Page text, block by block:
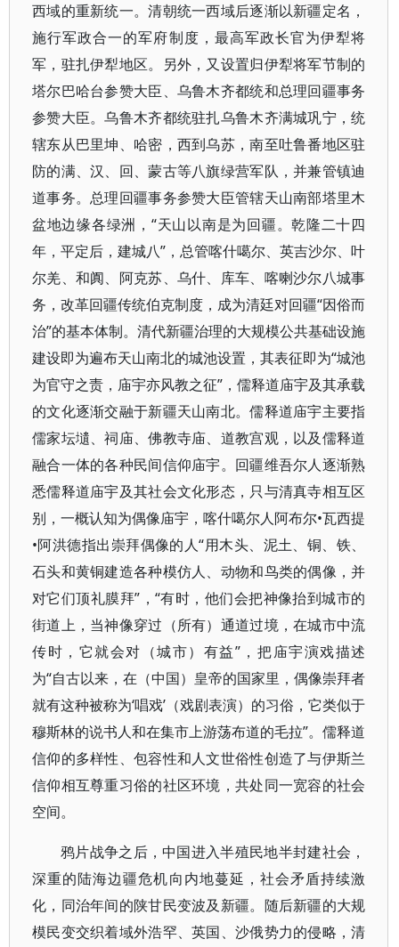
西域的重新统一。清朝统一西域后逐渐以新疆定名，
施行军政合一的军府制度，最高军政长官为伊犁将
军，驻扎伊犁地区。另外，又设置归伊犁将军节制的
塔尔巴哈台参赞大臣、乌鲁木齐都统和总理回疆事务
参赞大臣。乌鲁木齐都统驻扎乌鲁木齐满城巩宁，统
辖东从巴里坤、哈密，西到乌苏，南至吐鲁番地区驻
防的满、汉、回、蒙古等八旗绿营军队，并兼管镇迪
道事务。总理回疆事务参赞大臣管辖天山南部塔里木
盆地边缘各绿洲，“天山以南是为回疆。乾隆二十四
年，平定后，建城八”，总管喀什噶尔、英吉沙尔、叶
尔羌、和阗、阿克苏、乌什、库车、喀喇沙尔八城事
务，改革回疆传统伯克制度，成为清廷对回疆“因俗而
治”的基本体制。清代新疆治理的大规模公共基础设施
建设即为遍布天山南北的城池设置，其表征即为“城池
为官守之责，庙宇亦风教之征”，儒释道庙宇及其承载
的文化逐渐交融于新疆天山南北。儒释道庙宇主要指
儒家坛壝、祠庙、佛教寺庙、道教宫观，以及儒释道
融合一体的各种民间信仰庙宇。回疆维吾尔人逐渐熟
悉儒释道庙宇及其社会文化形态，只与清真寺相互区
别，一概认知为偶像庙宇，喀什噶尔人阿布尔•瓦西提
•阿洪德指出崇拜偶像的人“用木头、泥土、铜、铁、
石头和黄铜建造各种模仿人、动物和鸟类的偶像，并
对它们顶礼膜拜”，“有时，他们会把神像抬到城市的
街道上，当神像穿过（所有）通道过境，在城市中流
传时，它就会对（城市）有益”，把庙宇演戏描述
为“自古以来，在（中国）皇帝的国家里，偶像崇拜者
就有这种被称为‘唱戏’（戏剧表演）的习俗，它类似于
穆斯林的说书人和在集市上游荡布道的毛拉”。儒释道
信仰的多样性、包容性和人文世俗性创造了与伊斯兰
信仰相互尊重习俗的社区环境，共处同一宽容的社会
空间。
鸦片战争之后，中国进入半殖民地半封建社会，
深重的陆海边疆危机向内地蔓延，社会矛盾持续激
化，同治年间的陕甘民变波及新疆。随后新疆的大规
模民变交织着域外浩罕、英国、沙俄势力的侵略，清